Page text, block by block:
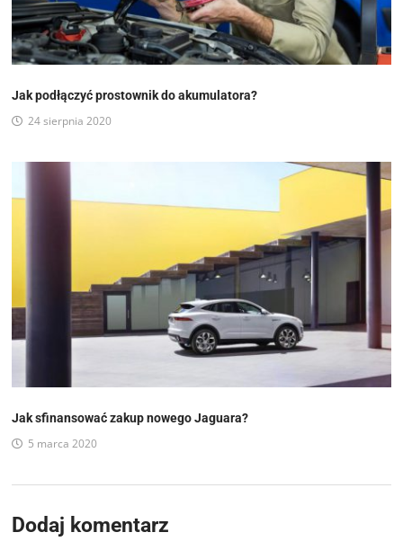
Jak podłączyć prostownik do akumulatora?
24 sierpnia 2020
Jak sfinansować zakup nowego Jaguara?
5 marca 2020
Dodaj komentarz